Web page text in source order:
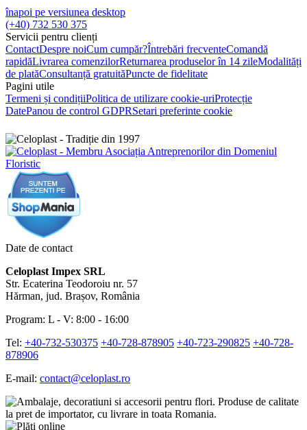
înapoi pe versiunea desktop
(+40) 732 530 375
Servicii pentru clienți
ContactDespre noiCum cumpăr?Întrebări frecventeComandă
rapidăLivrarea comenzilorReturnarea produselor în 14 zileModalități
de platăConsultanță gratuităPuncte de fidelitate
Pagini utile
Termeni și condițiiPolitica de utilizare cookie-uriProtecție
DatePanou de control GDPRSetari preferinte cookie
Date de contact
Celoplast Impex SRL
Str. Ecaterina Teodoroiu nr. 57
Hărman, jud. Brașov, România
Program: L - V: 8:00 - 16:00
Tel: +40-732-530375 +40-728-878905 +40-723-290825 +40-728-
878906
E-mail: contact@celoplast.ro